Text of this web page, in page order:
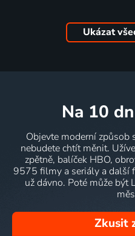
Ukázat
na 10
Objevte moderní způsob
nebudete chtít měnit.
zpětně, balíček HBO,
9575 filmy a seriály a další
už dávno. Poté může být
Zkusit